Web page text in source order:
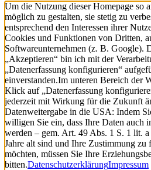
Um die Nutzung dieser Homepage so
möglich zu gestalten, sie stetig zu
entsprechend den Interessen ihrer
Cookies und Funktionen von Dritten,
Softwareunternehmen (z. B. Google).
„Akzeptieren“ bin ich mit der
„Datenerfassung konfigurieren“
einverstanden.Im unteren Bereich der
Klick auf „Datenerfassung
jederzeit mit Wirkung für die Zukunft
Datenweitergabe in die USA: Indem
willigen Sie ein, dass Ihre Daten auch
werden – gem. Art. 49 Abs. 1 S. 1 lit.
Jahre alt sind und Ihre Zustimmung
möchten, müssen Sie Ihre
bitten.DatenschutzerklärungImpressum